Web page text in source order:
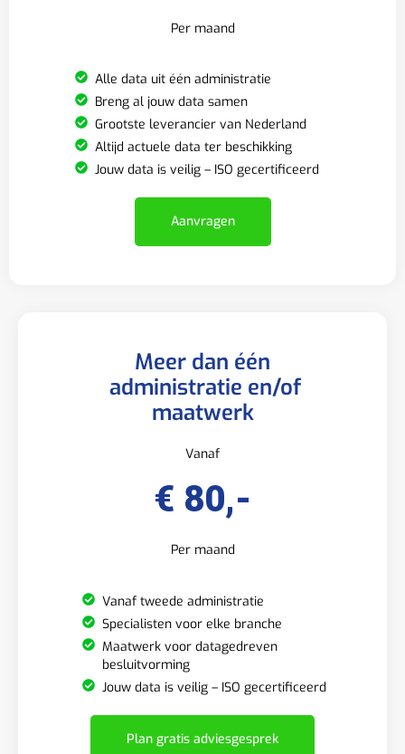
Per maand
Alle data uit één administratie
Breng al jouw data samen
Grootste leverancier van Nederland
Altijd actuele data ter beschikking
Jouw data is veilig – ISO gecertificeerd
Aanvragen
Meer dan één
administratie en/of
maatwerk
Vanaf
€ 80,-
Per maand
Vanaf tweede administratie
Specialisten voor elke branche
Maatwerk voor datagedreven
besluitvorming
Jouw data is veilig – ISO gecertificeerd
Plan gratis adviesgesprek